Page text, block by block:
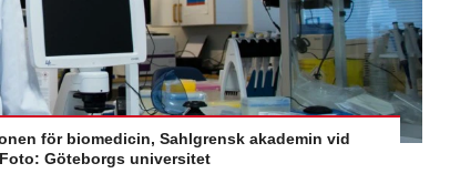
för biomedicin, Sahlgrensk akademin vid
Göteborgs universitet